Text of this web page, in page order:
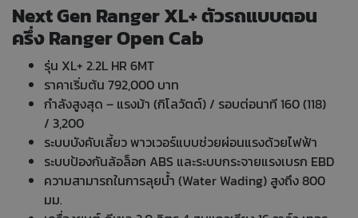
Next Gen Ranger XL+ ตัวรถแบบตอน
ครึ่ง Ranger Open Cab
รุ่น XL+ 2.2L HR 6MT
ราคาเริ่มต้น 792,000 บาท
กำลังสูงสุด – แรงม้า (กิโลวัตต์) / รอบต่อนาที 160 (118)
/ 3,200
ระบบบังคับเลี้ยว พาวเวอร์แบบช่วยผ่อนแรงด้วยไฟฟ้า
ระบบป้องกันล้อล็อก ABS และระบบกระจายแรงเบรก EBD
ความสามารถในการลุยน้ำ (Water Wading) สูงถึง 800
มม.